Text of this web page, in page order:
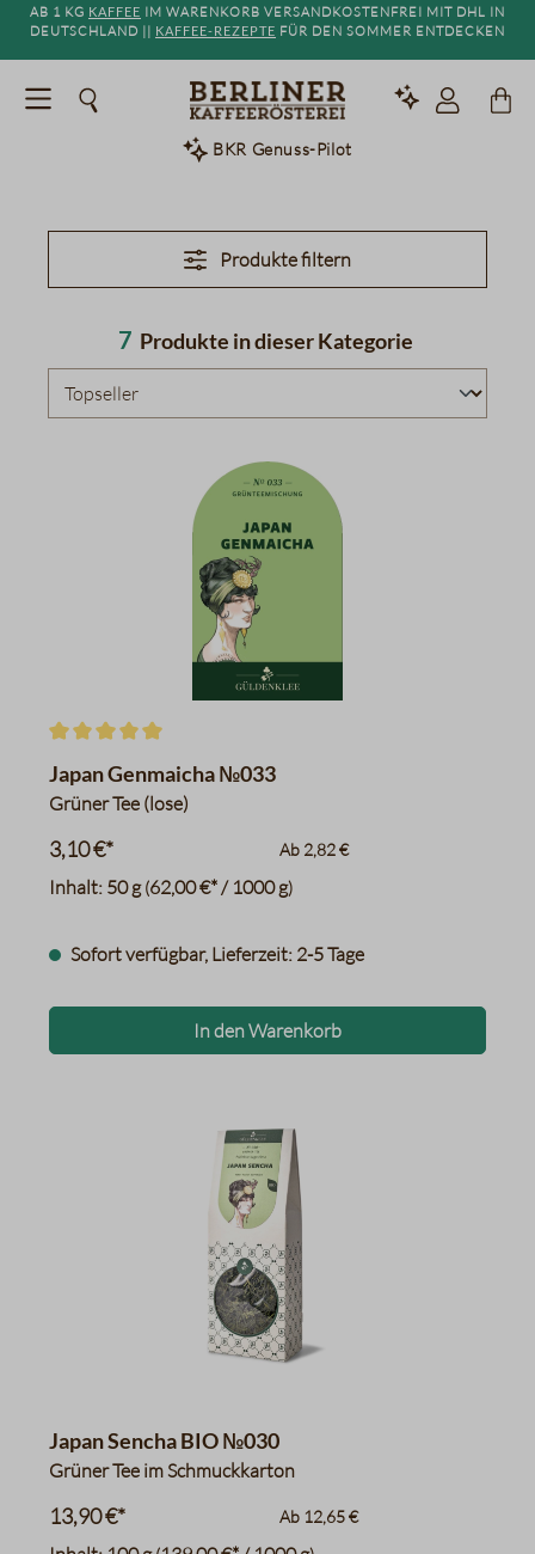
springen
Ab 1 kg Kaffee im Warenkorb versandkostenfrei mit DHL in
Deutschland || Kaffee-Rezepte für den Sommer entdecken
BKR Genuss-Pilot
Produkte filtern
7 Produkte in dieser Kategorie
Durchschnittliche Bewertung von 5 von 5 Sternen
Japan Genmaicha №033
Grüner Tee (lose)
Inhalt: 50 g(62,00 €* / 1000 g)
3,10 €* Ab 2,82 €
Sofort verfügbar, Lieferzeit: 2-5 Tage
In den Warenkorb
Japan Sencha BIO №030
Grüner Tee im Schmuckkarton
13,90 €* Ab 12,65 €